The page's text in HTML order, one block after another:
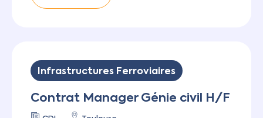
Infrastructures Ferroviaires
Contrat Manager Génie civil H/F